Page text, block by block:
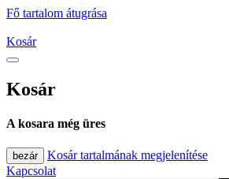
Fő tartalom átugrása
Kosár
Kosár
A kosara még üres
bezár
Kosár tartalmának megjelenítése
Kapcsolat